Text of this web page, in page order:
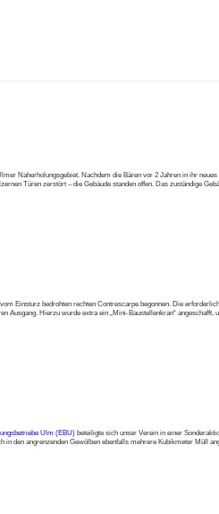
Naherholungsgebiet. Nachdem die Bären vor 2 Jahren in ihr
Türen zerstört – die Gebäude standen offen. Das zuständige
Einsturz bedrohten rechten Contrescarpe begonnen. Die
Ausgang. Hierzu wurde extra ein „Mini-Baustellenkran“
Ulm (EBU) beteiligte sich unser Verein in einer
in den angrenzenden Gewölben ebenfalls mehrere Kubikmeter Müll